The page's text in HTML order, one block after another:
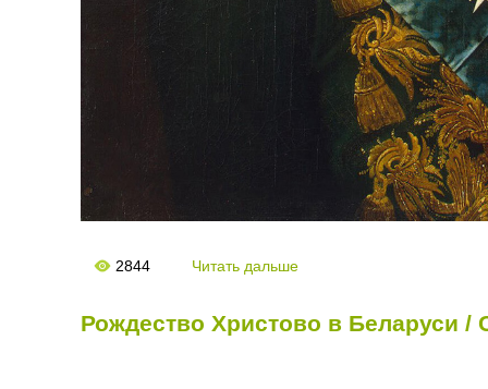
2844 Читать дальше
Рождество Христово в Беларуси /